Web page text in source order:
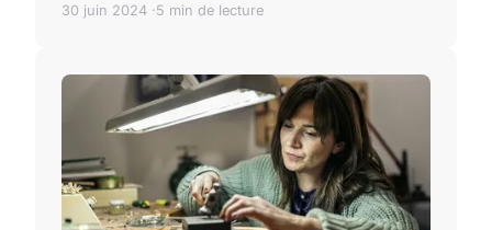
30 juin 2024 5 min de lecture